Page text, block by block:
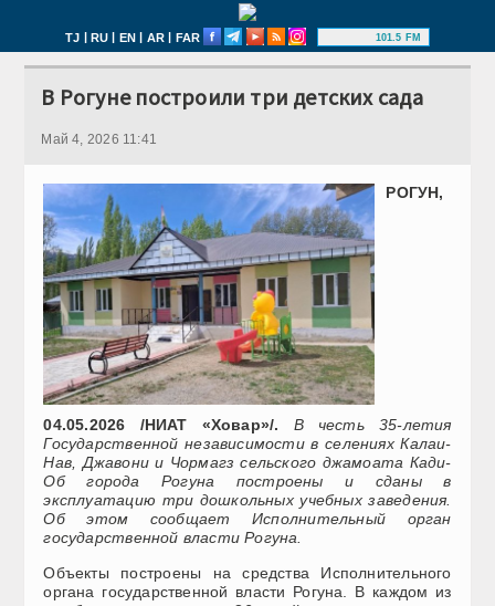
TJ | RU | EN | AR | FAR 101.5 FM
В Рогуне построили три детских сада
Май 4, 2026 11:41
РОГУН,
04.05.2026 /НИАТ «Ховар»/.
В честь 35-летия
Государственной независимости в селениях Калаи-
Нав, Джавони и Чормагз сельского джамоата Кади-
Об города Рогуна построены и сданы в
эксплуатацию три дошкольных учебных заведения.
Об этом сообщает Исполнительный орган
государственной власти Рогуна.
Объекты построены на средства Исполнительного
органа государственной власти Рогуна. В каждом из